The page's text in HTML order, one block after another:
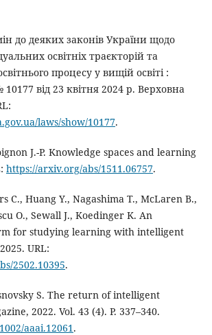
до деяких законів України щодо
освітніх траєкторій та
процесу у вищій освіті :
від 23 квітня 2024 р. Верховна
laws/show/10177.
J.-P. Knowledge spaces and learning
https://arxiv.org/abs/1511.06757.
C., Huang Y., Nagashima T., McLaren B.,
O., Sewall J., Koedinger K. An
for studying learning with intelligent
URL:
2502.10395.
S. The return of intelligent
2022. Vol. 43 (4). P. 337–340.
aaai.12061 .